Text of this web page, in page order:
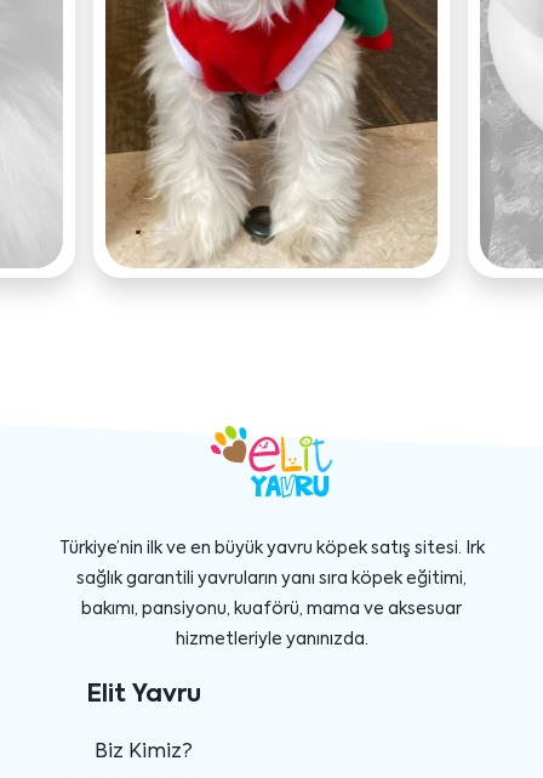
Türkiye’nin ilk ve en büyük yavru köpek satış sitesi. Irk
sağlık garantili yavruların yanı sıra köpek eğitimi,
bakımı, pansiyonu, kuaförü, mama ve aksesuar
hizmetleriyle yanınızda.
Elit Yavru
Biz Kimiz?